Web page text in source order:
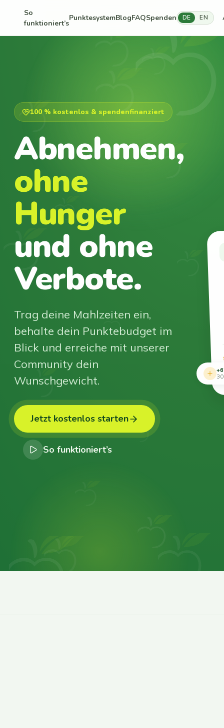
So
funktioniert’s
PunktesystemBlogFAQSpenden DE EN
100 % kostenlos & spendenfinanziert
Abnehmen,
ohne
Hunger
und ohne
Verbote.
Trag deine Mahlzeiten ein,
behalte dein Punktebudget im
Blick und erreiche mit unserer
Community dein
Wunschgewicht.
Jetzt kostenlos starten
So funktioniert’s